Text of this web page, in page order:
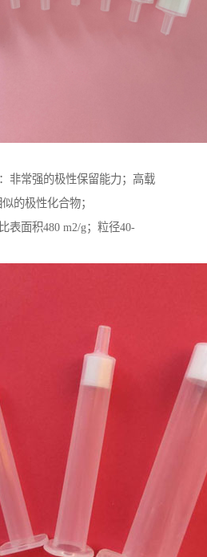
非常强的极性保留能力；高载
的极性化合物；
表面积480 m2/g；粒径40-